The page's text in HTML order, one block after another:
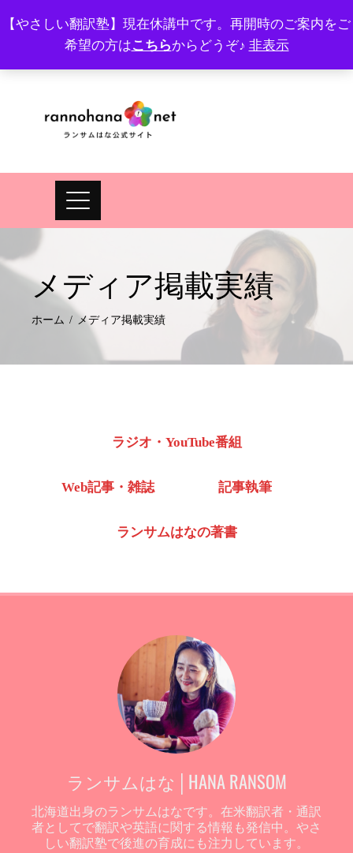
【やさしい翻訳塾】現在休講中です。再開時のご案内をご
希望の方はこちらからどうぞ♪ 非表示
プロフィール FAQ Site map JA EN
メディア掲載実績
ホーム メディア掲載実績
ラジオ・YouTube番組
Web記事・雑誌 記事執筆
ランサムはなの著書
ランサムはな│HANA RANSOM
北海道出身のランサムはなです。在米翻訳者・通訳
者としてで翻訳や英語に関する情報も発信中。やさ
しい翻訳塾で後進の育成にも注力しています。